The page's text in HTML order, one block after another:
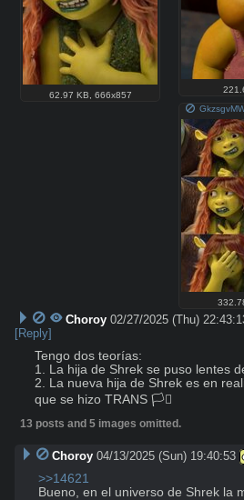
62.97 KB, 666x857
Choroy 02/27/2025 (Thu)
[Reply]
Tengo dos teorías:
1. La hija de Shrek se puso lentes
2. La nueva hija de Shrek es en
que se hizo TRANS 🏳️‍⚧️
13 posts and 5 images omitted.
Choroy 04/13/2025 (Sun) 19:40:53
>>14621
Bueno, en el universo de Shrek la